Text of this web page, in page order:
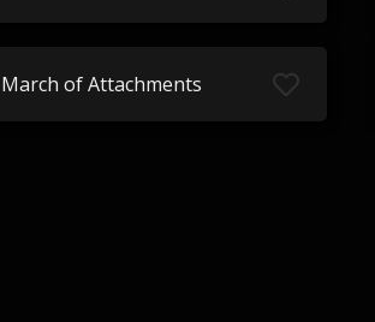
March of Attachments